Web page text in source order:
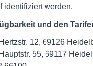
identifiziert werden.
und den
12, 69126
55, 69117